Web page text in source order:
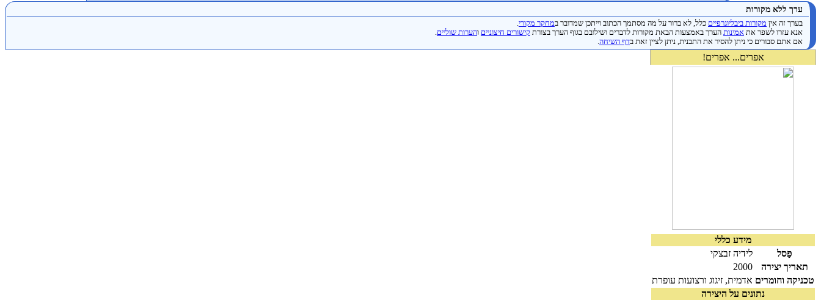
ערך ללא מקורות
בערך זה אין מקורות ביבליוגרפיים כלל, לא ברור על מה מסתמך הכתוב וייתכן שמדובר במחקר מקורי.
אנא עזרו לשפר את אמינות הערך באמצעות הבאת מקורות לדברים ושילובם בגוף הערך בצורת קישורים חיצוניים והערות שוליים.
אם אתם סבורים כי ניתן להסיר את התבנית, ניתן לציין זאת בדף השיחה.
אפרים... אפרים!
מידע כללי
פַּסל
לידיה זבצקי
תאריך יצירה
2000
טכניקה וחומרים אדמית, זיגוג ורצועות עופרת
נתונים על היצירה